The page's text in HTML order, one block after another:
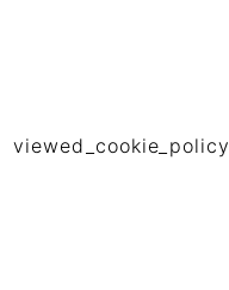
viewed_cookie_policy